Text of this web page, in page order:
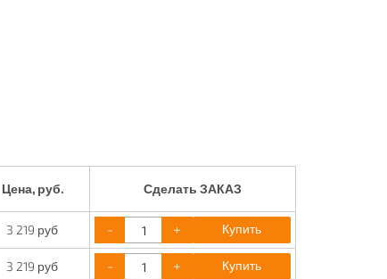
Цена, руб. Сделать ЗАКАЗ
3 219 руб - + Купить
3 219 руб - + Купить